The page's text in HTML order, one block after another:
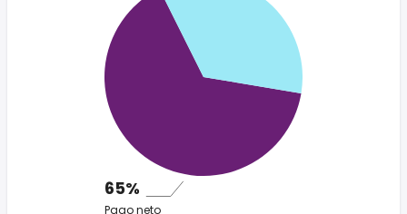
65%
Pago neto